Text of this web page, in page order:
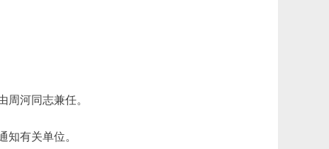
河同志兼任。
有关单位。